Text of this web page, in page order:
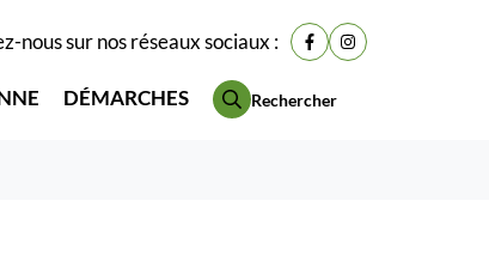
nous sur nos réseaux sociaux : Lien vers le compte
Lien vers le
DÉMARCHES Rechercher